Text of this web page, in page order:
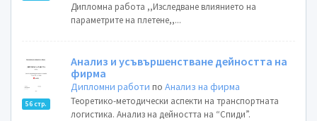
Дипломна работа ,,Изследване влиянието на
параметрите на плетене,,...
56 стр.
Анализ и усъвършенстване дейността на
фирма
Дипломни работи поАнализ на фирма
Теоретико-методически аспекти на транспортната
логистика. Анализ на дейността на “Спиди”.